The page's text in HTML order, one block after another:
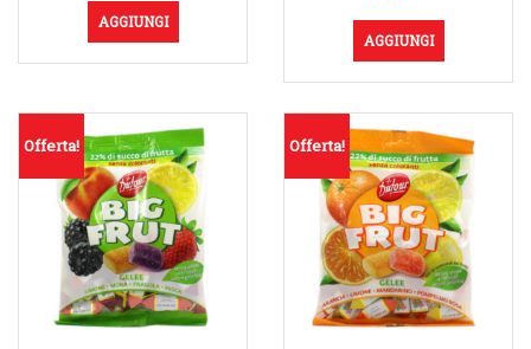
AGGIUNGI
originale
era:
€1,79.
attuale
è:
€1,19.
AGGIUNGI
Offerta! Offerta!